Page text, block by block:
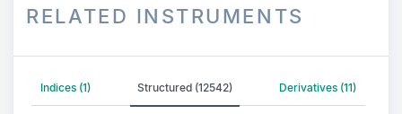
RELATED INSTRUMENTS
Indices (1) Structured (12542) Derivatives (11)